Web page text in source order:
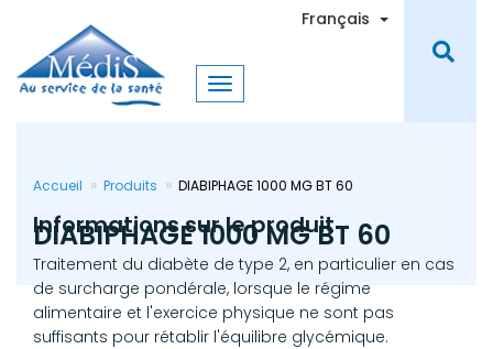
contenu
principal
Français Toggle
Accueil Produits DIABIPHAGE 1000 MG BT 60
DIABIPHAGE 1000 MG BT 60
Informations sur le produit
Traitement du diabète de type 2, en particulier en cas
de surcharge pondérale, lorsque le régime
alimentaire et l'exercice physique ne sont pas
suffisants pour rétablir l'équilibre glycémique.